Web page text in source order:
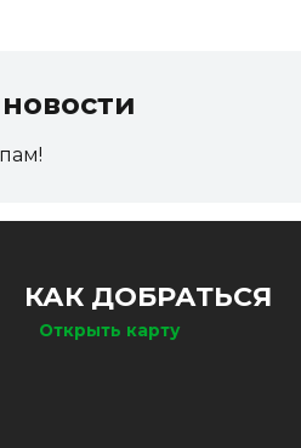
КАК ДОБРАТЬСЯ
Открыть карту